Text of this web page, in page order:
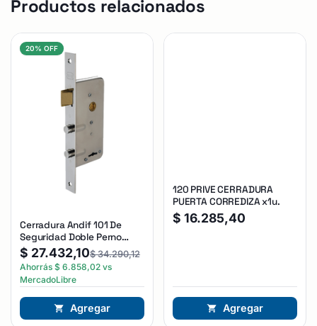
Productos relacionados
20% OFF
Cerradura Andif 101 De
Seguridad Doble Perno
Reforzada Plateado
$ 27.432,10$34.290,12
Ahorrás $ 6.858,02 vs
MercadoLibre
Agregar
120 PRIVE CERRADURA
PUERTA CORREDIZA x1u.
$ 16.285,40
Agregar